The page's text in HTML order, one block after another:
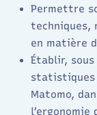
Permettre
techniques,
en matière
Établir,
statistiques
Matomo,
l’ergonomie